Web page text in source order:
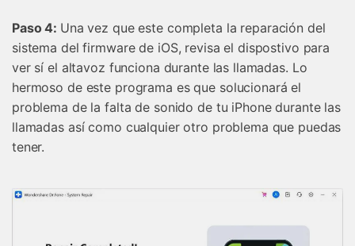
Paso 4: Una vez que este completa la reparación del
sistema del firmware de iOS, revisa el dispostivo para
ver sí el altavoz funciona durante las llamadas. Lo
hermoso de este programa es que solucionará el
problema de la falta de sonido de tu iPhone durante las
llamadas así como cualquier otro problema que puedas
tener.